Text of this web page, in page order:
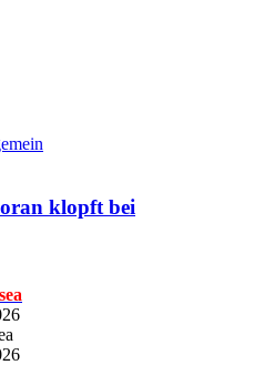
klopft bei